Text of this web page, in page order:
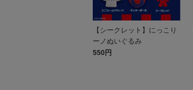
【シークレット】にっこり
ーノぬいぐるみ
550円